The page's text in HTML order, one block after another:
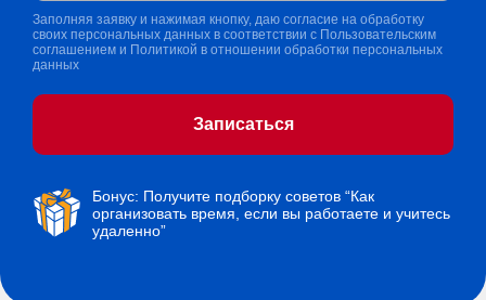
Бонус: Получите подборку советов “Как
организовать время, если вы работаете и учитесь
удаленно”
Заполняя заявку и нажимая кнопку, даю согласие на обработку
своих персональных данных в соответствии с Пользовательским
соглашением и Политикой в отношении обработки персональных
данных
Записаться